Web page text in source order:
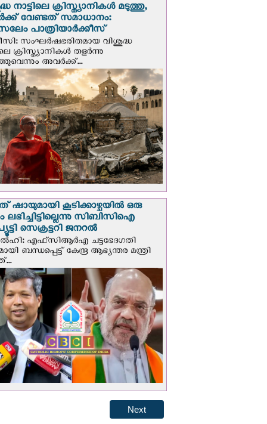
നാട്ടിലെ ക്രിസ്ത്യാനികൾ മടുത്തു,
വേണ്ടത് സമാധാനം:
പാത്രിയാര്‍ക്കീസ്
സംഘര്‍ഷഭരിതമായ വിശുദ്ധ
ക്രിസ്ത്യാനികൾ തളര്‍ന്നു
അവർക്ക്...
ഷായുമായി കൂടിക്കാഴ്ചയില്‍ ഒരു
ലഭിച്ചിട്ടില്ലെന്നു സിബിസിഐ
സെക്രട്ടറി ജനറല്‍
എഫ്‌സിആര്‍എ ചട്ടഭേദഗതി
ബന്ധപ്പെട്ട് കേന്ദ്ര ആഭ്യന്തര മന്ത്രി
Next